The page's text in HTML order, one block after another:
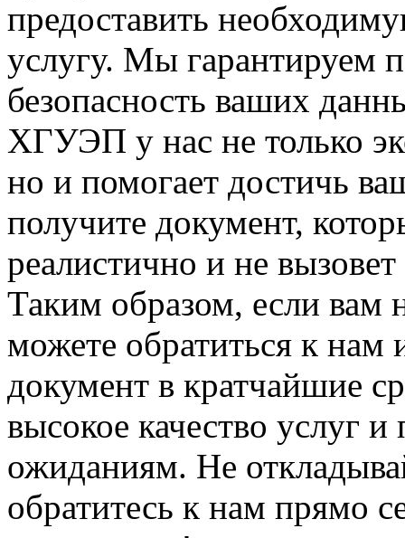
предоставить
услугу. Мы гарантируем
безопасность ваших
ХГУЭП у нас не только
но и помогает достичь
получите документ,
реалистично и не
Таким образом, если
можете обратиться к нам
документ в кратчайшие
высокое качество услуг
ожиданиям. Не
обратитесь к нам прямо